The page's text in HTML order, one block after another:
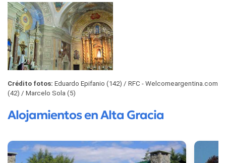
Crédito fotos: Eduardo Epifanio (142)
RFC - Welcomeargentina.com
(42)
Marcelo Sola (5)
Alojamientos en Alta Gracia